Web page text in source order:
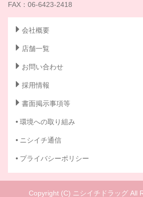
FAX：06-6423-2418
会社概要
店舗一覧
お問い合わせ
採用情報
書面掲示事項等
環境への取り組み
ニシイチ通信
プライバシーポリシー
Copyright (C) ニシイチドラッグ All